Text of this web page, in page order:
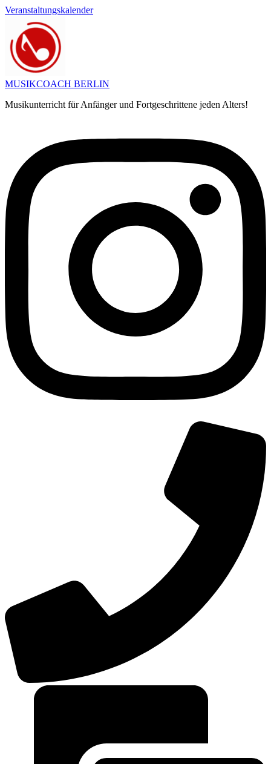
Zum
springen
Veranstaltungskalender
MUSIKCOACH BERLIN
Musikunterricht für Anfänger und Fortgeschrittene jeden Alters!